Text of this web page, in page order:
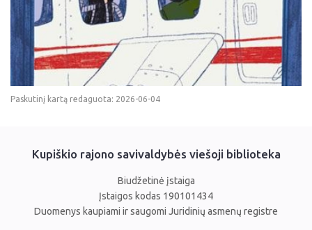
Paskutinį kartą redaguota: 2026-06-04
Kupiškio rajono savivaldybės viešoji biblioteka
Biudžetinė įstaiga
Įstaigos kodas 190101434
Duomenys kaupiami ir saugomi Juridinių asmenų registre